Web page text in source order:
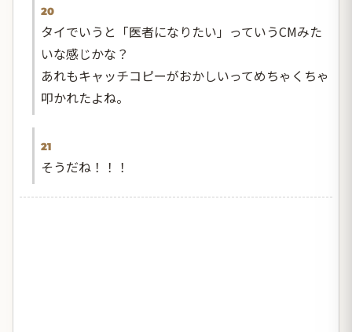
20
タイでいうと「医者になりたい」っていうCMみた
いな感じかな？
あれもキャッチコピーがおかしいってめちゃくちゃ
叩かれたよね。
21
そうだね！！！